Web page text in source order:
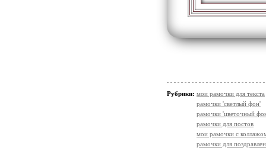
Рубрики: мои рамочки для текста
рамочки 'светлый фон'
рамочки 'цветочный
рамочки для постов
мои рамочки с
рамочки для